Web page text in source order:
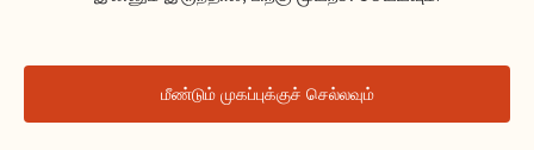
மீண்டும் முகப்புக்குச் செல்லவும்